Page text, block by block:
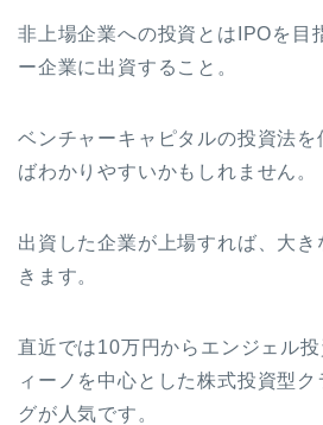
非上場企業への投資とはIPOを目
ー企業に出資すること。
ベンチャーキャピタルの投資法
ばわかりやすいかもしれません。
出資した企業が上場すれば、大
きます。
直近では10万円からエンジェル
ィーノを中心とした株式投資型
グが人気です。